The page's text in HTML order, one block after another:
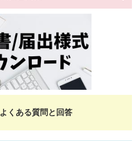
よくある質問と回答